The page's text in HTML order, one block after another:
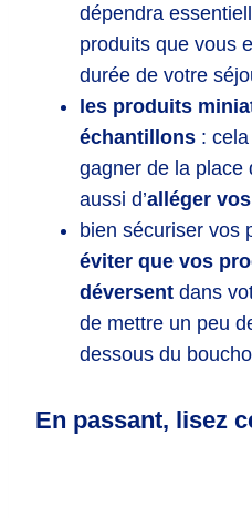
dépendra
produits que vous
durée de votre
les produits
échantillons :
gagner de la place
aussi d’alléger
bien sécuriser vos
éviter que vos
déversent dans
de mettre un peu
dessous du
En passant, lisez